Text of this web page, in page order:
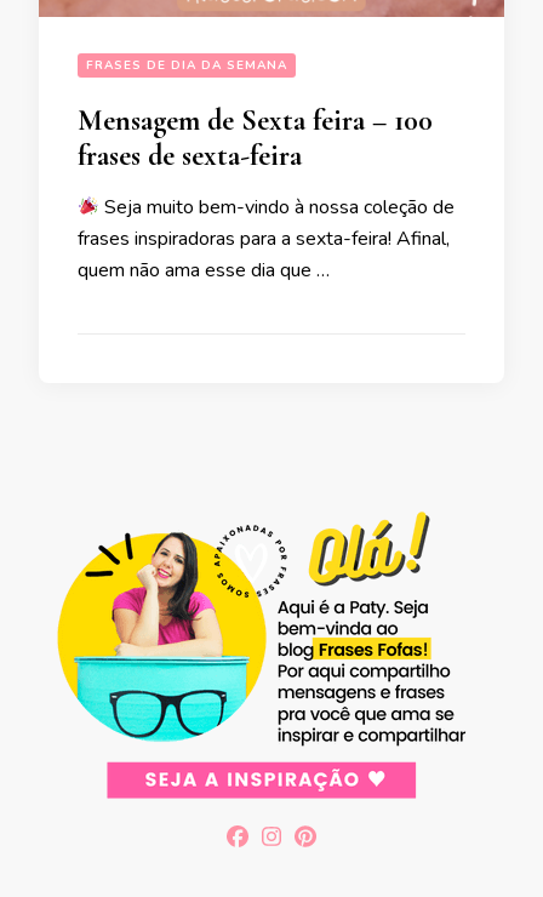
FRASES DE DIA DA SEMANA
Mensagem de Sexta feira – 100
frases de sexta-feira
Seja muito bem-vindo à nossa coleção de
frases inspiradoras para a sexta-feira! Afinal,
quem não ama esse dia que …